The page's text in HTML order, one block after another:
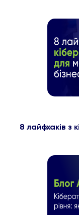
8 лайфхаків з